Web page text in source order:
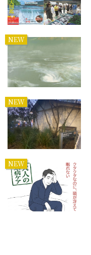
NEW
NEW
NEW